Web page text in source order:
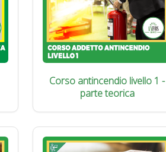
Corso antincendio livello 1 -
parte teorica